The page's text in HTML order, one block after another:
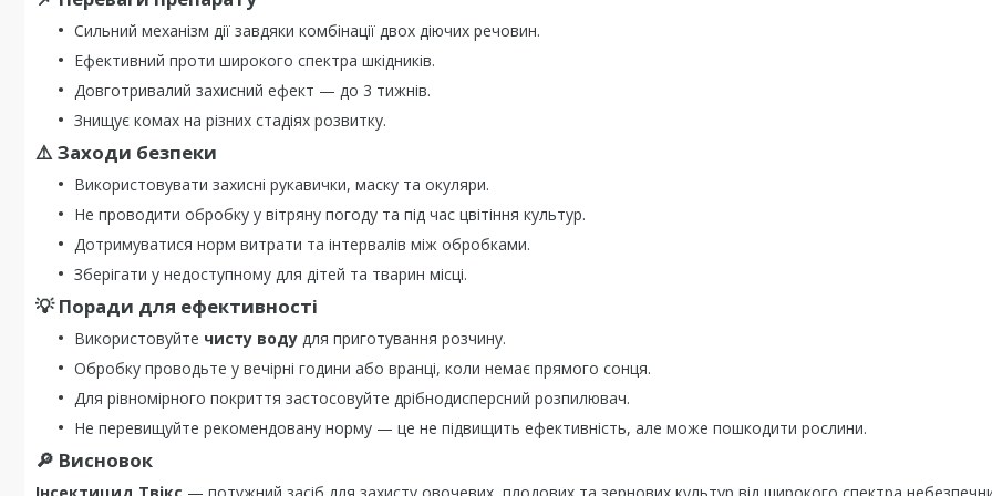
Сильний механізм дії завдяки комбінації двох діючих речовин.
Ефективний проти широкого спектра шкідників.
Довготривалий захисний ефект — до 3 тижнів.
Знищує комах на різних стадіях розвитку.
⚠️ Заходи безпеки
Використовувати захисні рукавички, маску та окуляри.
Не проводити обробку у вітряну погоду та під час цвітіння культур.
Дотримуватися норм витрати та інтервалів між обробками.
Зберігати у недоступному для дітей та тварин місці.
💡 Поради для ефективності
Використовуйте чисту воду для приготування розчину.
Обробку проводьте у вечірні години або вранці, коли немає прямого сонця.
Для рівномірного покриття застосовуйте дрібнодисперсний розпилювач.
Не перевищуйте рекомендовану норму — це не підвищить ефективність, але може пошкодити рослини.
🔎 Висновок